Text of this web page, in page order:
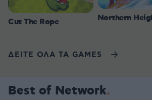
Cut The Rope Northern
ΔΕΙΤΕ ΟΛΑ ΤΑ GAMES
Best of Network